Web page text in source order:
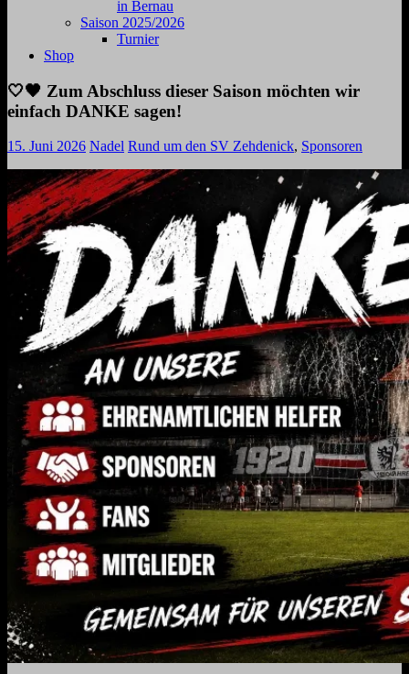
in Bernau
Saison 2025/2026
Turnier
Shop
🤍🖤 Zum Abschluss dieser Saison möchten wir
einfach DANKE sagen!
15. Juni 2026 Nadel Rund um den SV Zehdenick, Sponsoren